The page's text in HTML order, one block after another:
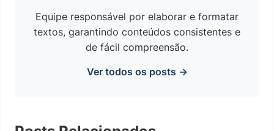
Equipe responsável por elaborar e formatar
textos, garantindo conteúdos consistentes e
de fácil compreensão.
Ver todos os posts →